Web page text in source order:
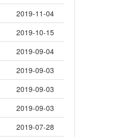
2019-11-04
2019-10-15
2019-09-04
2019-09-03
2019-09-03
2019-09-03
2019-07-28